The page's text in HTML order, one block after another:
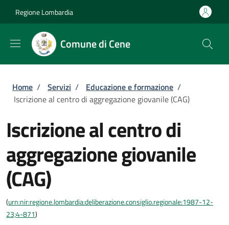
Regione Lombardia
Comune di Cene
Briciole di pane
Home / Servizi / Educazione e formazione /
Iscrizione al centro di aggregazione giovanile (CAG)
Iscrizione al centro di
aggregazione giovanile
(CAG)
(urn:nir:regione.lombardia:deliberazione.consiglio.regionale:1987-12-
23;4-871)